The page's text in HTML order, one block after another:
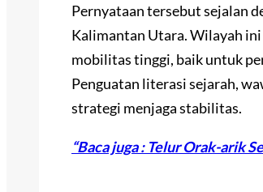
Pernyataan tersebut sejalan
Kalimantan Utara. Wilayah
mobilitas tinggi, baik untuk
Penguatan literasi sejarah,
strategi menjaga stabilitas.
“Baca juga : Telur Orak-arik